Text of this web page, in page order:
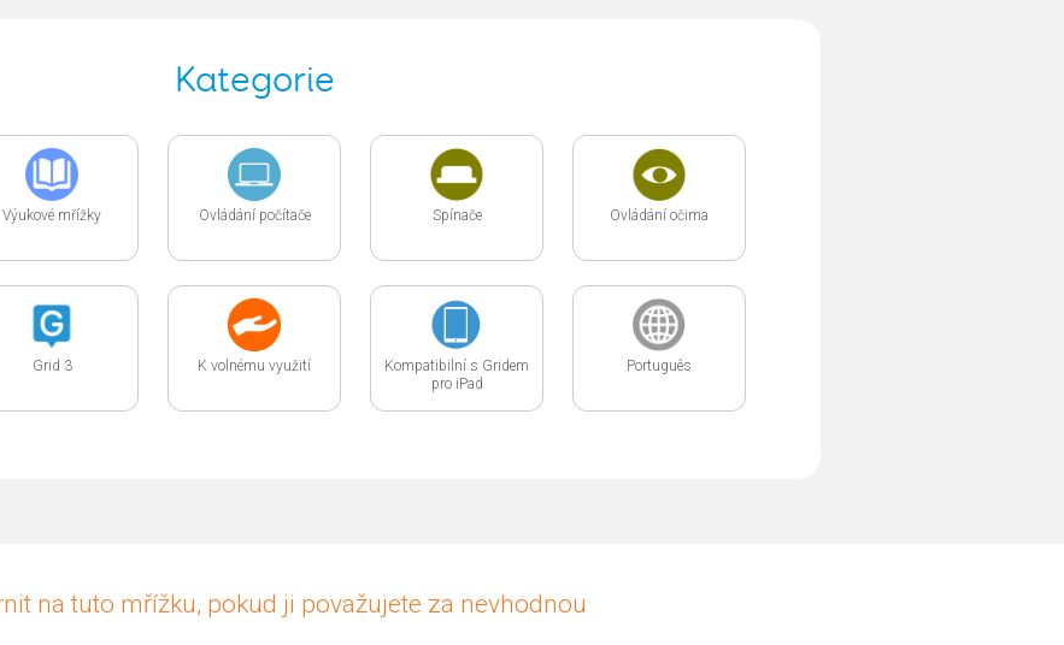
Kategorie
Výukové mřížky Ovládání počítače Spínače Ovládání očima
Grid 3 K volnému využití
Kompatibilní s Gridem
pro iPad
Português
na tuto mřížku, pokud ji považujete za nevhodnou